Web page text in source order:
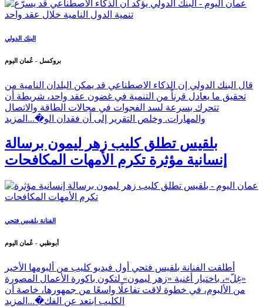
البنك الدولي
بروكسل - عُمان اليوم
قال البنك الدولي إن الذكاء الاصطناعي قد يمكن البلدان النامية من
تحقيق ما يعادل قرناً من التنمية في غضون عقد واحد، شريطة أن
تتحرك بسرعة لسد الفجوات في مجالات الطاقة والاتصال
والمهارات. وخلص التقرير إلى أن فقدان الو�... المزيد
بلقيس تطلق كليب زهر ليمون برسالة
إنسانية مؤثرة تكرم الأمهات المكافحات
الفنانة بلقيس فتحي
أبوظبي - عُمان اليوم
أطلقت الفنانة بلقيس فتحي أول فيديو كليب من ألبومها الأخير
«غِلّ»، باختيار أغنية «زهر ليمون» لتكون باكورة الأعمال المصورة
من الألبوم، في خطوة لاقت تفاعلًا واسعًا من جمهورها، خاصة أن
الكليب ابتعد عن الفك�... المزيد